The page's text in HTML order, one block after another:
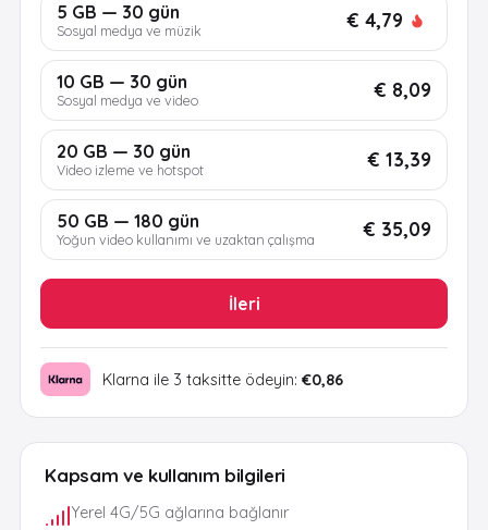
Kapsam ve kullanım bilgileri
Yerel 4G/5G ağlarına bağlanır
5 GB — 30 gün
Sosyal medya ve müzik € 4,79
10 GB — 30 gün
Sosyal medya ve video € 8,09
20 GB — 30 gün
Video izleme ve hotspot € 13,39
50 GB — 180 gün
Yoğun video kullanımı ve uzaktan çalışma € 35,09
İleri
Klarna ile 3 taksitte ödeyin: €0,86